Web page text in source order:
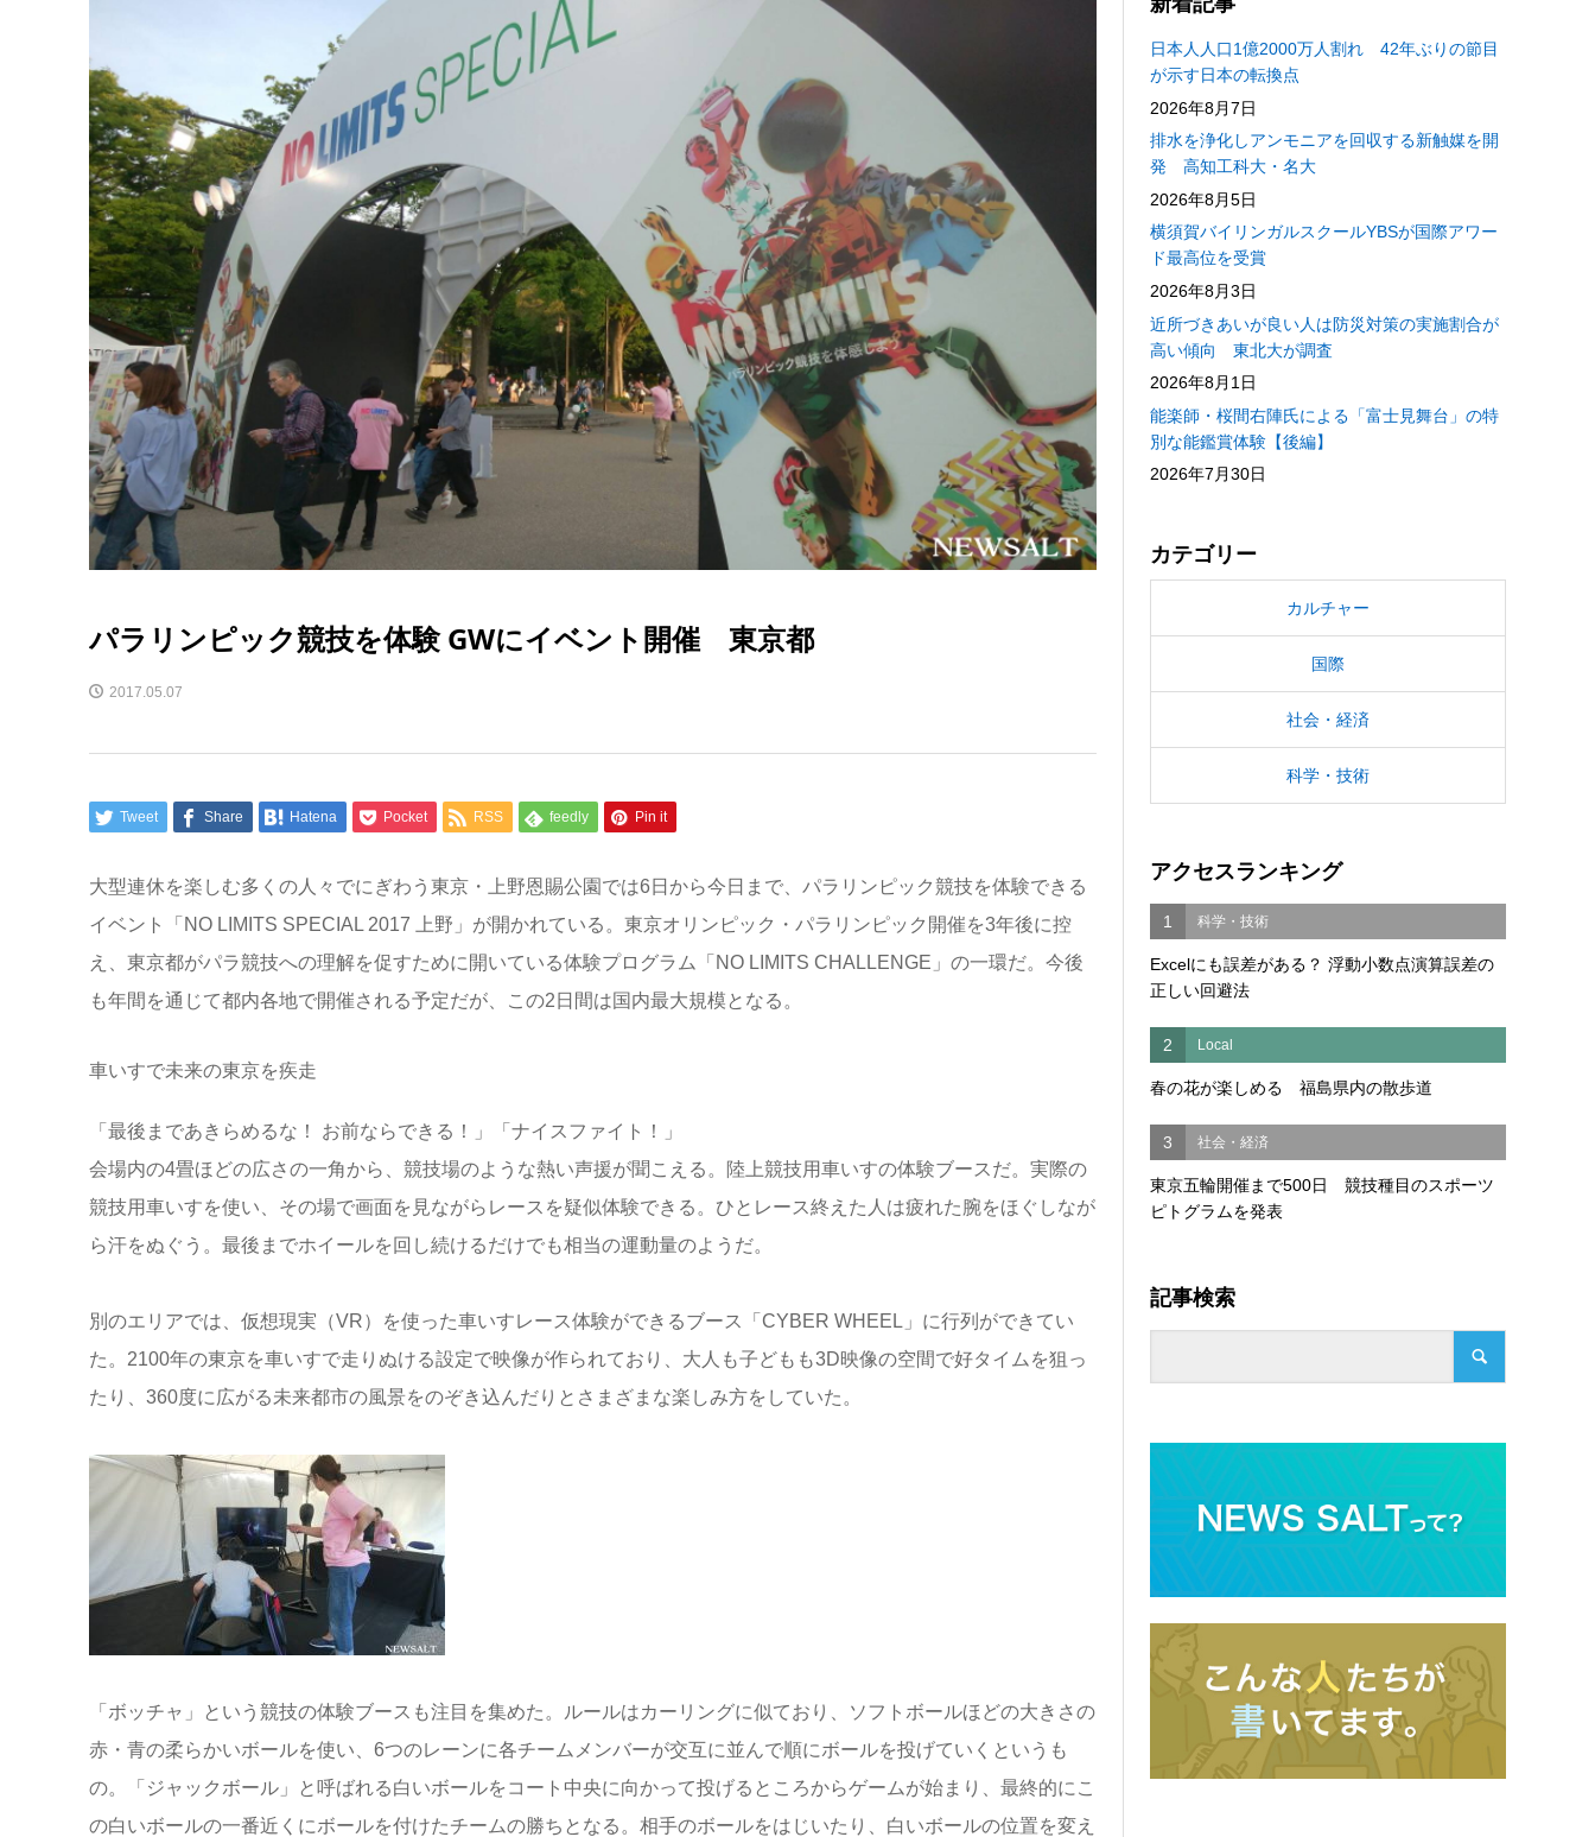
パラリンピック競技を体験 GWにイベント開催 東京都
2017.05.07
Tweet Share Hatena Pocket RSS feedly Pin it
大型連休を楽しむ多くの人々でにぎわう東京・上野恩賜公園では6日から今日まで、パラリンピック競技を体験できる
イベント「NO LIMITS SPECIAL 2017 上野」が開かれている。東京オリンピック・パラリンピック開催を3年後に控
え、東京都がパラ競技への理解を促すために開いている体験プログラム「NO LIMITS CHALLENGE」の一環だ。今後
も年間を通じて都内各地で開催される予定だが、この2日間は国内最大規模となる。
車いすで未来の東京を疾走
「最後まであきらめるな！ お前ならできる！」「ナイスファイト！」
会場内の4畳ほどの広さの一角から、競技場のような熱い声援が聞こえる。陸上競技用車いすの体験ブースだ。実際の
競技用車いすを使い、その場で画面を見ながらレースを疑似体験できる。ひとレース終えた人は疲れた腕をほぐしなが
ら汗をぬぐう。最後までホイールを回し続けるだけでも相当の運動量のようだ。
別のエリアでは、仮想現実（VR）を使った車いすレース体験ができるブース「CYBER WHEEL」に行列ができてい
た。2100年の東京を車いすで走りぬける設定で映像が作られており、大人も子どもも3D映像の空間で好タイムを狙っ
たり、360度に広がる未来都市の風景をのぞき込んだりとさまざまな楽しみ方をしていた。
「ボッチャ」という競技の体験ブースも注目を集めた。ルールはカーリングに似ており、ソフトボールほどの大きさの
赤・青の柔らかいボールを使い、6つのレーンに各チームメンバーが交互に並んで順にボールを投げていくというも
の。「ジャックボール」と呼ばれる白いボールをコート中央に向かって投げるところからゲームが始まり、最終的にこ
の白いボールの一番近くにボールを付けたチームの勝ちとなる。相手のボールをはじいたり、白いボールの位置を変え
日本人人口1億2000万人割れ 42年ぶりの節目
が示す日本の転換点
2026年8月7日
排水を浄化しアンモニアを回収する新触媒を開
発 高知工科大・名大
2026年8月5日
横須賀バイリンガルスクールYBSが国際アワー
ド最高位を受賞
2026年8月3日
近所づきあいが良い人は防災対策の実施割合が
高い傾向 東北大が調査
2026年8月1日
能楽師・桜間右陣氏による「富士見舞台」の特
別な能鑑賞体験【後編】
2026年7月30日
カテゴリー
カルチャー
国際
社会・経済
科学・技術
アクセスランキング
1 科学・技術
Excelにも誤差がある？ 浮動小数点演算誤差の
正しい回避法
2 Local
春の花が楽しめる 福島県内の散歩道
3 社会・経済
東京五輪開催まで500日 競技種目のスポーツ
ピトグラムを発表
記事検索